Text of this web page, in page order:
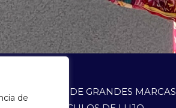
de
ARTÍCULOS DE GRANDES MARCAS